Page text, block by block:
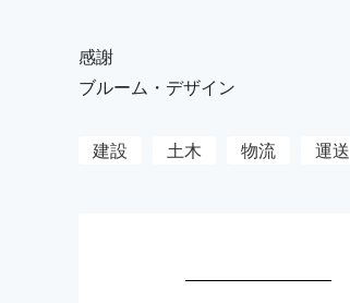
感謝
ブルーム・デザイン
建設 土木 物流 運送